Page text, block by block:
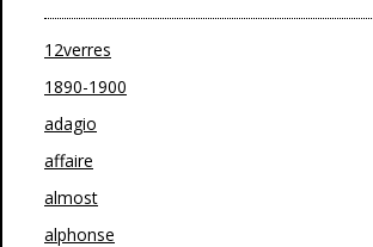
12verres
1890-1900
adagio
affaire
almost
alphonse